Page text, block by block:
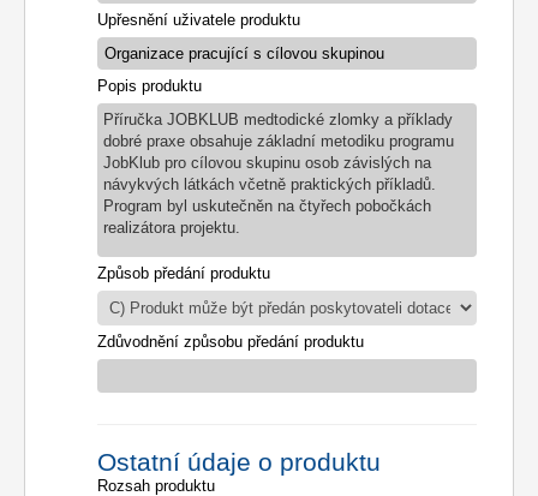
Upřesnění uživatele produktu
Popis produktu
Příručka JOBKLUB medtodické zlomky a příklady
dobré praxe obsahuje základní metodiku programu
JobKlub pro cílovou skupinu osob závislých na
návykvých látkách včetně praktických příkladů.
Program byl uskutečněn na čtyřech pobočkách
realizátora projektu.
Způsob předání produktu
Zdůvodnění způsobu předání produktu
Ostatní údaje o produktu
Rozsah produktu